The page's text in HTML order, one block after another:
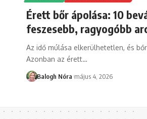
Érett bőr ápolása: 10
feszesebb, ragyogóbb
Az idő múlása elkerülhetetlen, és
Azonban az érett…
Balogh Nóra május 4, 2026